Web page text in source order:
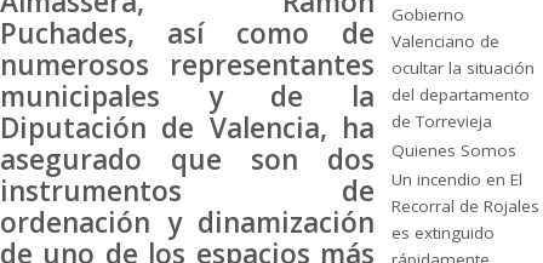
Puchades, así como de
numerosos representantes
municipales y de la
Diputación de Valencia, ha
asegurado que son dos
instrumentos de
ordenación y dinamización
de uno de los espacios más
Gobierno
Valenciano de
ocultar la situación
del departamento
de Torrevieja
Quienes Somos
Un incendio en El
Recorral de Rojales
es extinguido